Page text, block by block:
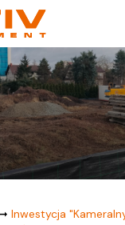
Inwestycja